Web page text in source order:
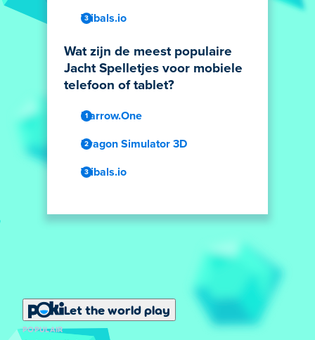
Tribals.io
Wat zijn de meest populaire
Jacht Spelletjes voor mobiele
telefoon of tablet?
Narrow.One
Dragon Simulator 3D
Tribals.io
Let the world play
POPULAIR